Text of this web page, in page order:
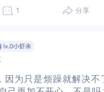
悲即便是一直有这种“
躁的时候，内心的烦躁
，35岁，会是一个倍
小，中间是工作，都需
面压力，多给自己一些
这种“很烦躁”的感受，
的烦躁反而会容易被
一个倍感压力的年龄，
，都需要自己独立解决
己一些自我关怀，好吗
当父母，付出的心血会
见爸妈当初带你的样子
的样子。从而推论，你
看见父母珍爱你弟弟的
度来说，无论你是属于
，付出的心血会更多。
初带你的样子，你只看
从而推论，你父母珍爱
珍爱你弟弟的样子要多
无论你是属于重男轻女
1 分享
因为只是烦躁就解决不